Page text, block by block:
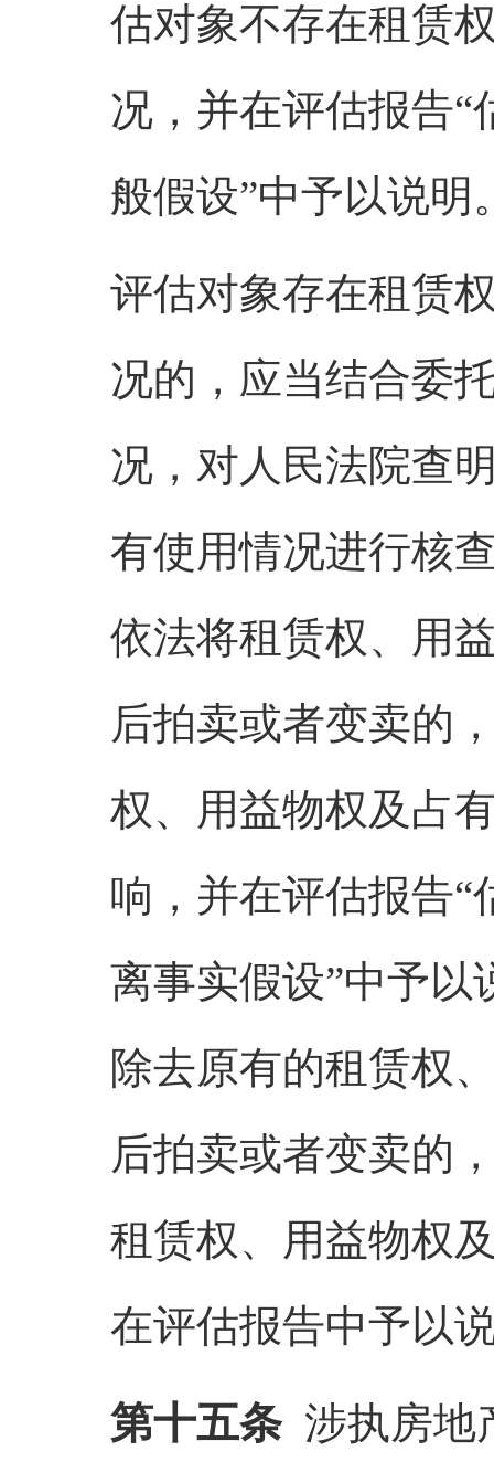
估对象不存在租赁
况，并在评估报告“
般假设”中予以说明
评估对象存在租赁
况的，应当结合委
况，对人民法院查
有使用情况进行核
依法将租赁权、用
后拍卖或者变卖的
权、用益物权及占
响，并在评估报告“
离事实假设”中予以
除去原有的租赁权
后拍卖或者变卖的
租赁权、用益物权
在评估报告中予以
第十五条 涉执房地